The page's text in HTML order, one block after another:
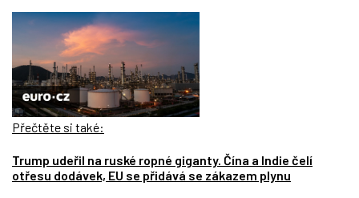
Přečtěte si také:
Trump udeřil na ruské ropné giganty. Čína a Indie čelí
otřesu dodávek, EU se přidává se zákazem plynu